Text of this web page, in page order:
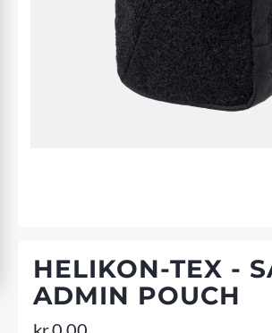
HELIKON-TEX -
ADMIN POUCH